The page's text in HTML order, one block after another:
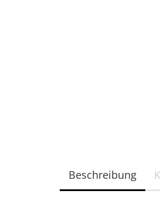
Beschreibung